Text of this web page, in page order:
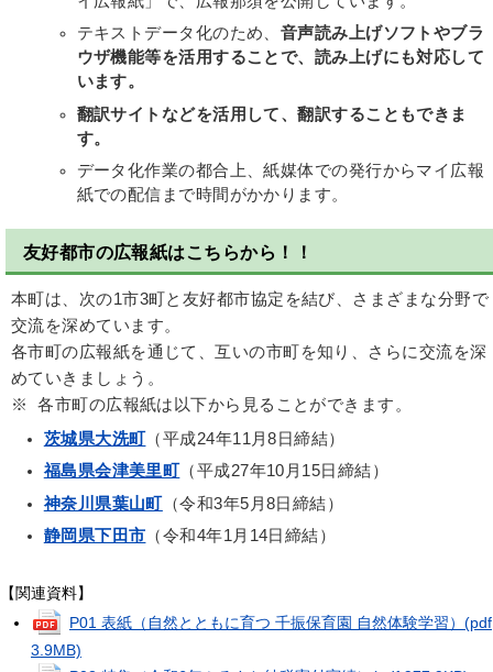
テキストデータ化のため、 音声読み上げソフトやブラ
ウザ機能等を活用することで、読み上げにも対応して
います。
翻訳サイトなどを活用して、翻訳することもできま
す。
データ化作業の都合上、紙媒体での発行からマイ広報
紙での配信まで時間がかかります。
友好都市の広報紙はこちらから！！
本町は、次の1市3町と友好都市協定を結び、さまざまな分野で
交流を深めています。
各市町の広報紙を通じて、互いの市町を知り、さらに交流を深
めていきましょう。
※ 各市町の広報紙は以下から見ることができます。
茨城県大洗町 （平成24年11月8日締結）
福島県会津美里町 （平成27年10月15日締結）
神奈川県葉山町（令和3年5月8日締結）
静岡県下田市 （令和4年1月14日締結）
【関連資料】
P01 表紙（自然とともに育つ 千振保育園 自然体験学習） (pdf
3.9MB)